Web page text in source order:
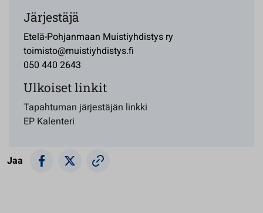
Järjestäjä
Etelä-Pohjanmaan Muistiyhdistys ry
toimisto@muistiyhdistys.fi
050 440 2643
Ulkoiset linkit
Tapahtuman järjestäjän linkki
EP Kalenteri
Jaa